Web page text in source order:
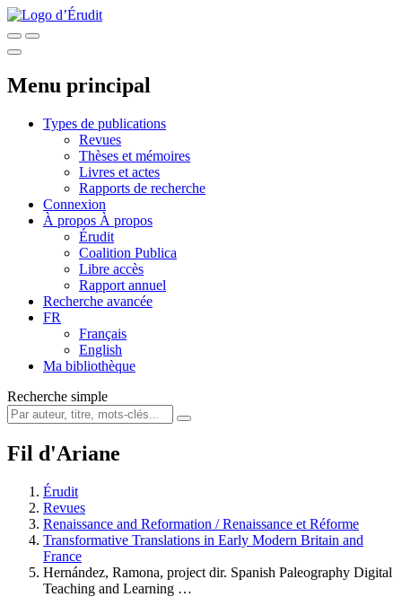
Menu principal
Types de publications
Revues
Thèses et mémoires
Livres et actes
Rapports de recherche
Connexion
À propos À propos
Érudit
Coalition Publica
Libre accès
Rapport annuel
Recherche avancée
FR
Français
English
Ma bibliothèque
Recherche simple
Fil d'Ariane
Érudit
Revues
Renaissance and Reformation / Renaissance et Réforme
Transformative Translations in Early Modern Britain and
France
Hernández, Ramona, project dir. Spanish Paleography Digital
Teaching and Learning …